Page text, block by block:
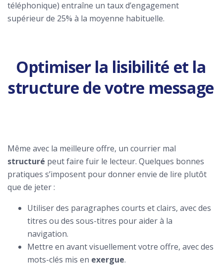
téléphonique) entraîne un taux d’engagement
supérieur de 25% à la moyenne habituelle.
Optimiser la lisibilité et la
structure de votre message
Même avec la meilleure offre, un courrier mal
structuré peut faire fuir le lecteur. Quelques bonnes
pratiques s’imposent pour donner envie de lire plutôt
que de jeter :
Utiliser des paragraphes courts et clairs, avec des
titres ou des sous-titres pour aider à la
navigation.
Mettre en avant visuellement votre offre, avec des
mots-clés mis en exergue.